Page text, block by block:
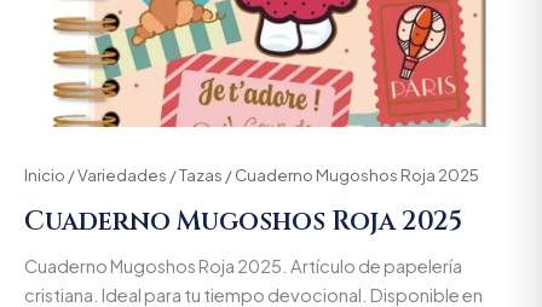
Inicio /Variedades /Tazas / Cuaderno Mugoshos Roja 2025
Cuaderno Mugoshos Roja 2025
Cuaderno Mugoshos Roja 2025. Artículo de papelería
cristiana. Ideal para tu tiempo devocional. Disponible en